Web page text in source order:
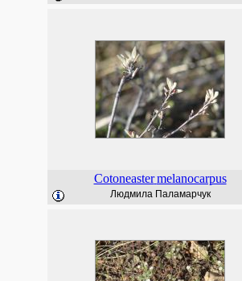
Cotoneaster melanocarpus
Людмила Паламарчук